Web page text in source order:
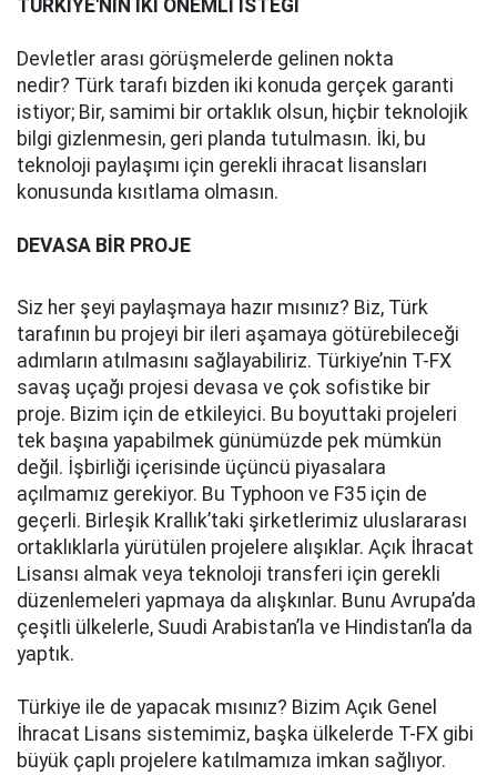
TÜRKİYE'NİN İKİ ÖNEMLİ İSTEĞİ
Devletler arası görüşmelerde gelinen nokta
nedir? Türk tarafı bizden iki konuda gerçek garanti
istiyor; Bir, samimi bir ortaklık olsun, hiçbir teknolojik
bilgi gizlenmesin, geri planda tutulmasın. İki, bu
teknoloji paylaşımı için gerekli ihracat lisansları
konusunda kısıtlama olmasın.
DEVASA BİR PROJE
Siz her şeyi paylaşmaya hazır mısınız? Biz, Türk
tarafının bu projeyi bir ileri aşamaya götürebileceği
adımların atılmasını sağlayabiliriz. Türkiye’nin T-FX
savaş uçağı projesi devasa ve çok sofistike bir
proje. Bizim için de etkileyici. Bu boyuttaki projeleri
tek başına yapabilmek günümüzde pek mümkün
değil. İşbirliği içerisinde üçüncü piyasalara
açılmamız gerekiyor. Bu Typhoon ve F35 için de
geçerli. Birleşik Krallık’taki şirketlerimiz uluslararası
ortaklıklarla yürütülen projelere alışıklar. Açık İhracat
Lisansı almak veya teknoloji transferi için gerekli
düzenlemeleri yapmaya da alışkınlar. Bunu Avrupa’da
çeşitli ülkelerle, Suudi Arabistan’la ve Hindistan’la da
yaptık.
Türkiye ile de yapacak mısınız? Bizim Açık Genel
İhracat Lisans sistemimiz, başka ülkelerde T-FX gibi
büyük çaplı projelere katılmamıza imkan sağlıyor.